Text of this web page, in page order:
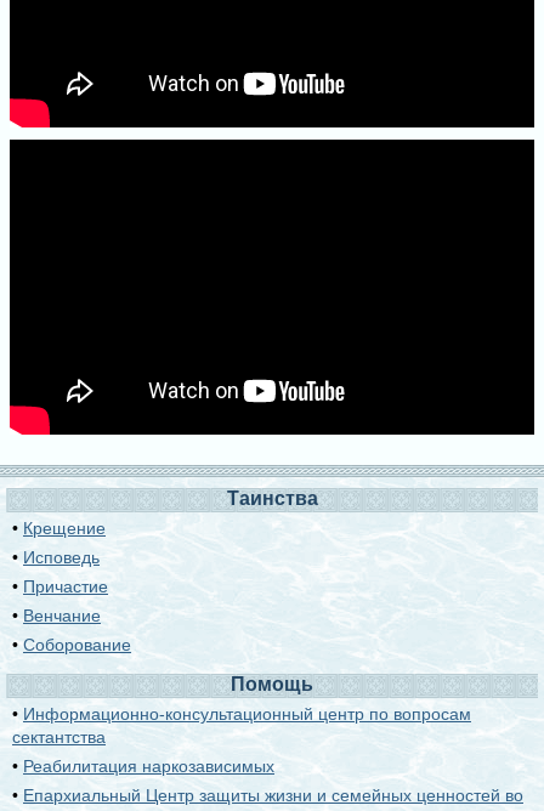
Таинства
• Крещение
• Исповедь
• Причастие
• Венчание
•Соборование
Помощь
• Информационно-консультационный центр по вопросам
сектантства
• Реабилитация наркозависимых
• Епархиальный Центр защиты жизни и семейных ценностей во